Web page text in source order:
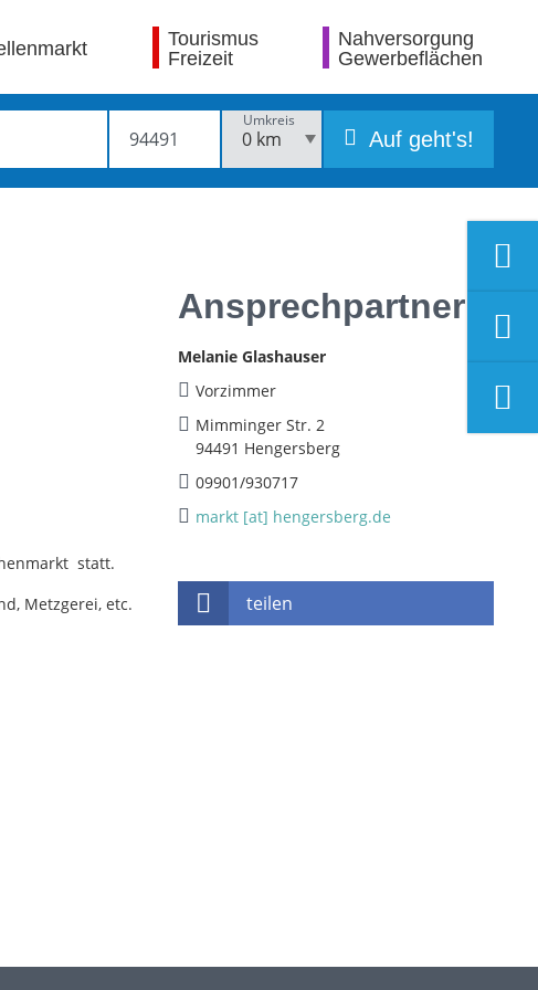
Tourismus
Freizeit
Nahversorgung
Gewerbeflächen
Umkreis
Auf geht's!
statt.
Metzgerei, etc.
Ansprechpartner
Melanie Glashauser
Vorzimmer
Mimminger Str. 2
94491 Hengersberg
09901/930717
markt [at] hengersberg.de
teilen